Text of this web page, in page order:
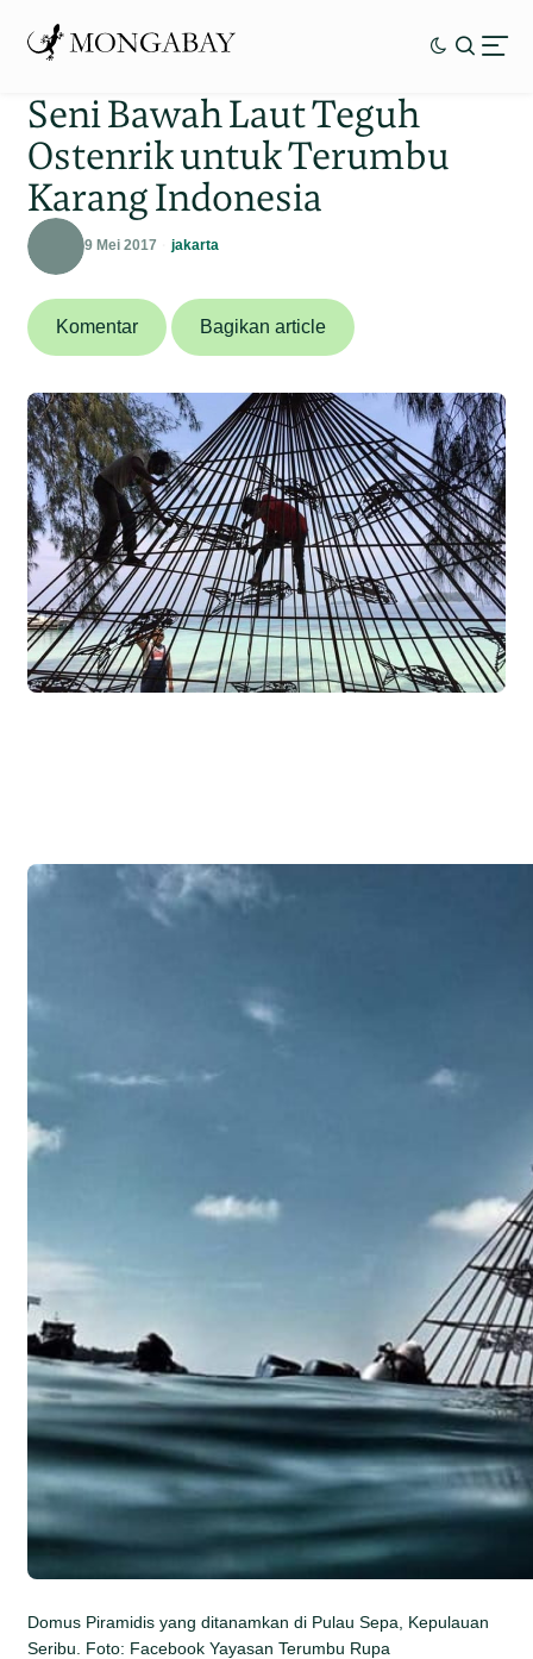
Seni Bawah Laut Teguh
Ostenrik untuk Terumbu
Karang Indonesia
9 Mei 2017 jakarta
Komentar Bagikan article
Domus Piramidis yang ditanamkan di Pulau Sepa, Kepulauan
Seribu. Foto: Facebook Yayasan Terumbu Rupa